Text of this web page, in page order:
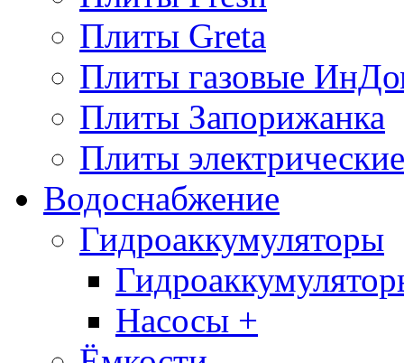
Плиты Greta
Плиты газовые
Плиты Запорижанка
Плиты
Водоснабжение
Гидроаккумуляторы
Насосы +